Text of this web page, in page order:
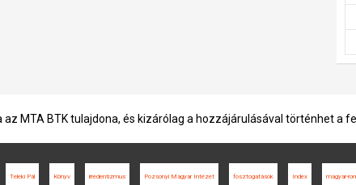
MTA BTK tulajdona, és kizárólag a hozzájárulásával történhet a
Teleki Pál Könyv irredentizmus Pozsonyi Magyar Intézet fosztogatások Index magyar-